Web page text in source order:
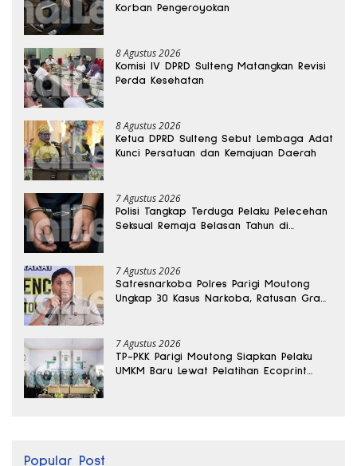
Korban Pengeroyokan
8 Agustus 2026
Komisi IV DPRD Sulteng Matangkan Revisi
Perda Kesehatan
8 Agustus 2026
Ketua DPRD Sulteng Sebut Lembaga Adat
Kunci Persatuan dan Kemajuan Daerah
7 Agustus 2026
Polisi Tangkap Terduga Pelaku Pelecehan
Seksual Remaja Belasan Tahun di
7 Agustus 2026
Satresnarkoba Polres Parigi Moutong
Ungkap 30 Kasus Narkoba, Ratusan Gram
7 Agustus 2026
TP-PKK Parigi Moutong Siapkan Pelaku
UMKM Baru Lewat Pelatihan Ecoprint
Popular Post